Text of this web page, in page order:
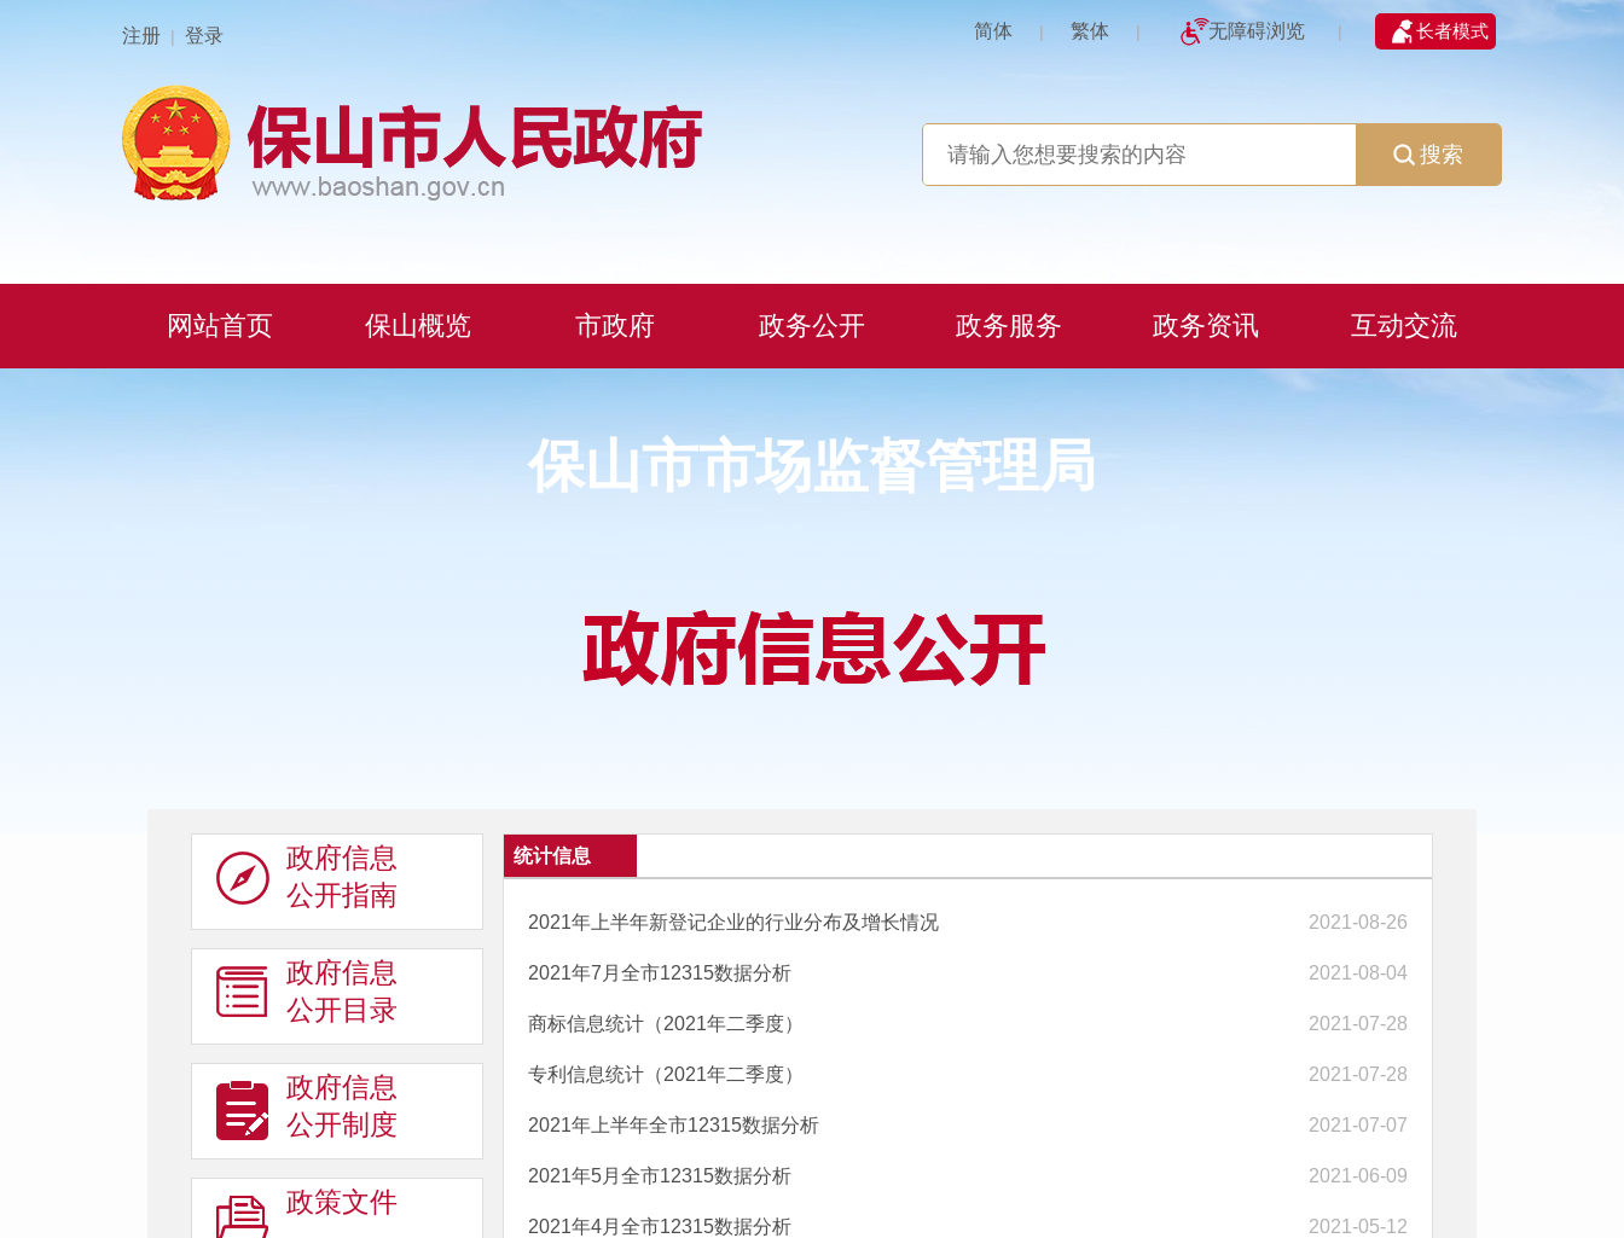
注册 | 登录 简体 | 繁体 | 无障碍浏览 | 长者模式
搜索
网站首页 保山概览 市政府 政务公开 政务服务 政务资讯 互动交流
保山市市场监督管理局
政府信息
公开指南
政府信息
公开目录
政府信息
公开制度
政策文件
统计信息
2021年上半年新登记企业的行业分布及增长情况 2021-08-26
2021年7月全市12315数据分析 2021-08-04
商标信息统计（2021年二季度） 2021-07-28
专利信息统计（2021年二季度） 2021-07-28
2021年上半年全市12315数据分析 2021-07-07
2021年5月全市12315数据分析 2021-06-09
2021年4月全市12315数据分析 2021-05-12